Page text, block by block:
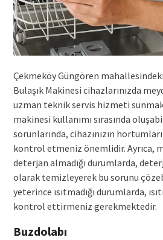
Çekmeköy Güngören
Bulaşık Makinesi cihazlarınızda
uzman teknik servis hizmeti
makinesi kullanımı sırasında
sorunlarında, cihazınızın
kontrol etmeniz önemlidir. Ayrıca,
deterjan almadığı durumlarda,
olarak temizleyerek bu sorunu
yeterince ısıtmadığı durumlarda,
kontrol ettirmeniz gerekmektedir.
Buzdolabı